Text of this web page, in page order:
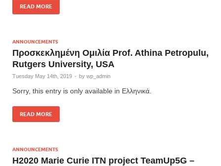
READ MORE
ANNOUNCEMENTS
Προσκεκλημένη Ομιλία Prof. Athina Petropulu,
Rutgers University, USA
Tuesday May 14th, 2019 - by wp_admin
Sorry, this entry is only available in Ελληνικά.
READ MORE
ANNOUNCEMENTS
H2020 Marie Curie ITN project TeamUp5G –